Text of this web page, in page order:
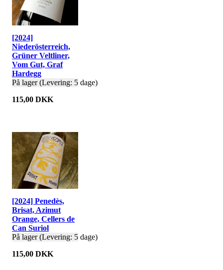
[2024]
Niederösterreich,
Grüner Veltliner,
Vom Gut, Graf
Hardegg
På lager (Levering: 5 dage)
115,00 DKK
[2024] Penedès,
Brisat, Azimut
Orange, Cellers de
Can Suriol
På lager (Levering: 5 dage)
115,00 DKK